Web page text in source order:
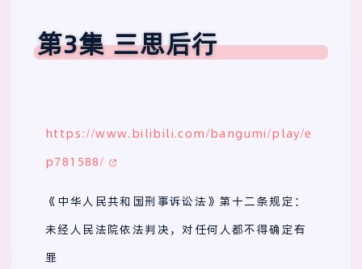
第3集 三思后行
https://www.bilibili.com/bangumi/play/e
p781588/
《中华人民共和国刑事诉讼法》第十二条规定：
未经人民法院依法判决，对任何人都不得确定有
罪